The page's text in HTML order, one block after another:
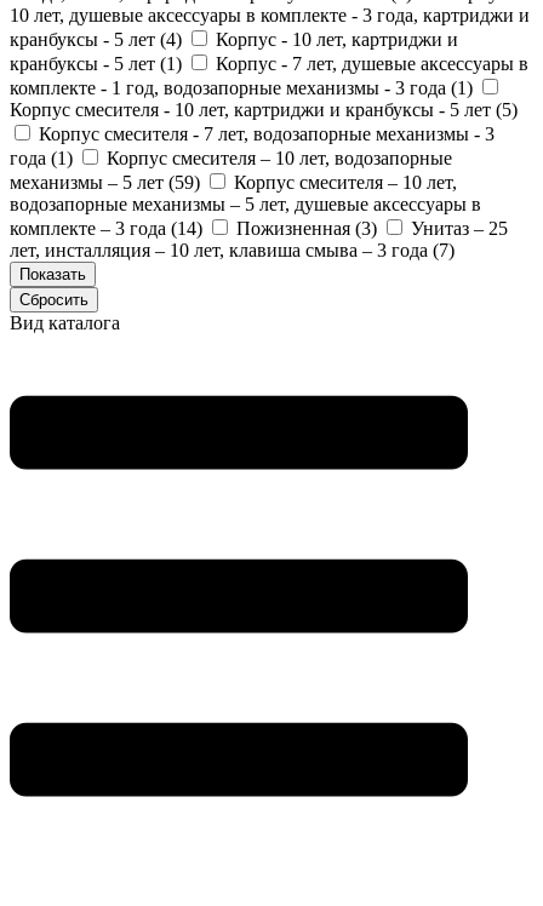
10 лет, душевые аксессуары в комплекте - 3 года, картриджи и
кранбуксы - 5 лет (4)
Корпус - 10 лет, картриджи и
кранбуксы - 5 лет (1)
Корпус - 7 лет, душевые аксессуары в
комплекте - 1 год, водозапорные механизмы - 3 года (1)
Корпус смесителя - 10 лет, картриджи и кранбуксы - 5 лет (5)
Корпус смесителя - 7 лет, водозапорные механизмы - 3
года (1)
Корпус смесителя – 10 лет, водозапорные
механизмы – 5 лет (59)
Корпус смесителя – 10 лет,
водозапорные механизмы – 5 лет, душевые аксессуары в
комплекте – 3 года (14) Пожизненная (3)
Унитаз – 25
лет, инсталляция – 10 лет, клавиша смыва – 3 года (7)
Вид каталога